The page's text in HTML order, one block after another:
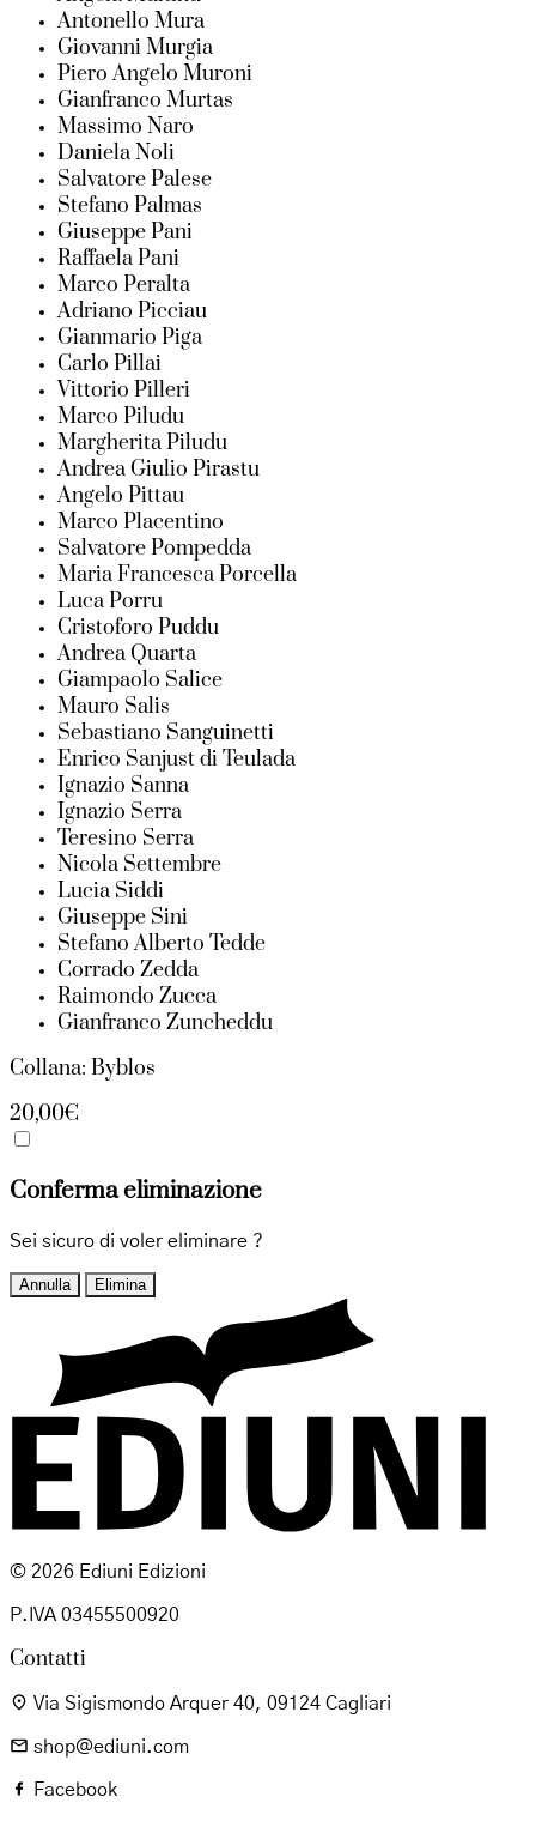
Antonello Mura
Giovanni Murgia
Piero Angelo Muroni
Gianfranco Murtas
Massimo Naro
Daniela Noli
Salvatore Palese
Stefano Palmas
Giuseppe Pani
Raffaela Pani
Marco Peralta
Adriano Picciau
Gianmario Piga
Carlo Pillai
Vittorio Pilleri
Marco Piludu
Margherita Piludu
Andrea Giulio Pirastu
Angelo Pittau
Marco Placentino
Salvatore Pompedda
Maria Francesca Porcella
Luca Porru
Cristoforo Puddu
Andrea Quarta
Giampaolo Salice
Mauro Salis
Sebastiano Sanguinetti
Enrico Sanjust di Teulada
Ignazio Sanna
Ignazio Serra
Teresino Serra
Nicola Settembre
Lucia Siddi
Giuseppe Sini
Stefano Alberto Tedde
Corrado Zedda
Raimondo Zucca
Gianfranco Zuncheddu
Collana: Byblos
20,00€
Conferma eliminazione
Sei sicuro di voler eliminare ?
Annulla Elimina
© 2026 Ediuni Edizioni
P.IVA 03455500920
Contatti
Via Sigismondo Arquer 40, 09124 Cagliari
shop@ediuni.com
Facebook